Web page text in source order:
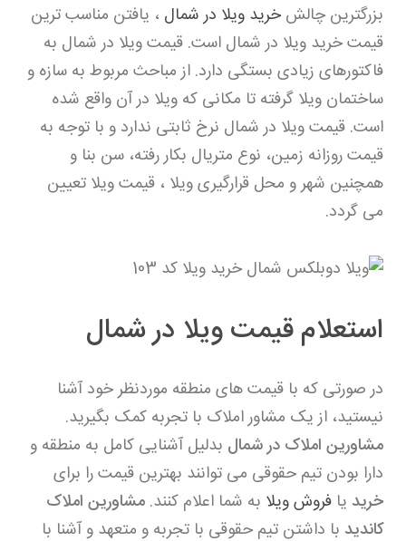
بزرگترین چالشخرید ویلا در شمال ، یافتن مناسب ترین
قیمت خرید ویلا در شمال است. قیمت ویلا در شمال به
فاکتورهای زیادی بستگی دارد. از مباحث مربوط به سازه و
ساختمان ویلا گرفته تا مکانی که ویلا در آن واقع شده
است. قیمت ویلا در شمال نرخ ثابتی ندارد و با توجه به
قیمت روزانه زمین، نوع متریال بکار رفته، سن بنا و
همچنین شهر و محل قرارگیری ویلا ، قیمت ویلا تعیین
می گردد.
استعلام قیمت ویلا در شمال
در صورتی که با قیمت های منطقه موردنظر خود آشنا
نیستید، از یک مشاور املاک با تجربه کمک بگیرید.
مشاورین املاک در شمال بدلیل آشنایی کامل به منطقه و
دارا بودن تیم حقوقی می توانند بهترین قیمت را برای
خرید یا فروش ویلا به شما اعلام کنند. مشاورین املاک
کاندید با داشتن تیم حقوقی با تجربه و متعهد و آشنا با